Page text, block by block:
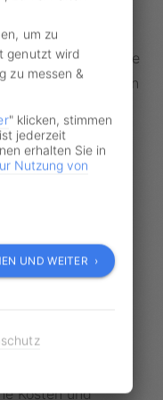
laut Umwelthilfe die
So muss ein
umgerechnet
Euro pro Jahr –
Haustür parken
über
Sachen Tempo,
Überholen oder
können Sie
Kosten und
um zu
genutzt wird
zu messen &
" klicken, stimmen
jederzeit
erhalten Sie in
Nutzung von
UND WEITER ›